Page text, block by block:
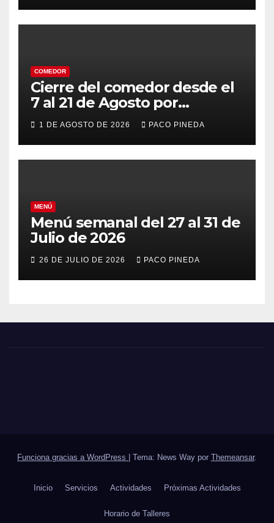
COMEDOR
Cierre del comedor desde el
7 al 21 de Agosto por
vacaciones
1 DE AGOSTO DE 2026 PACO PINEDA
MENÚ
Menú semanal del 27 al 31 de
Julio de 2026
26 DE JULIO DE 2026 PACO PINEDA
Funciona gracias a WordPress Tema: News Way por Themeansar.
Inicio Servicios Actividades Próximas Actividades
Horario de Talleres